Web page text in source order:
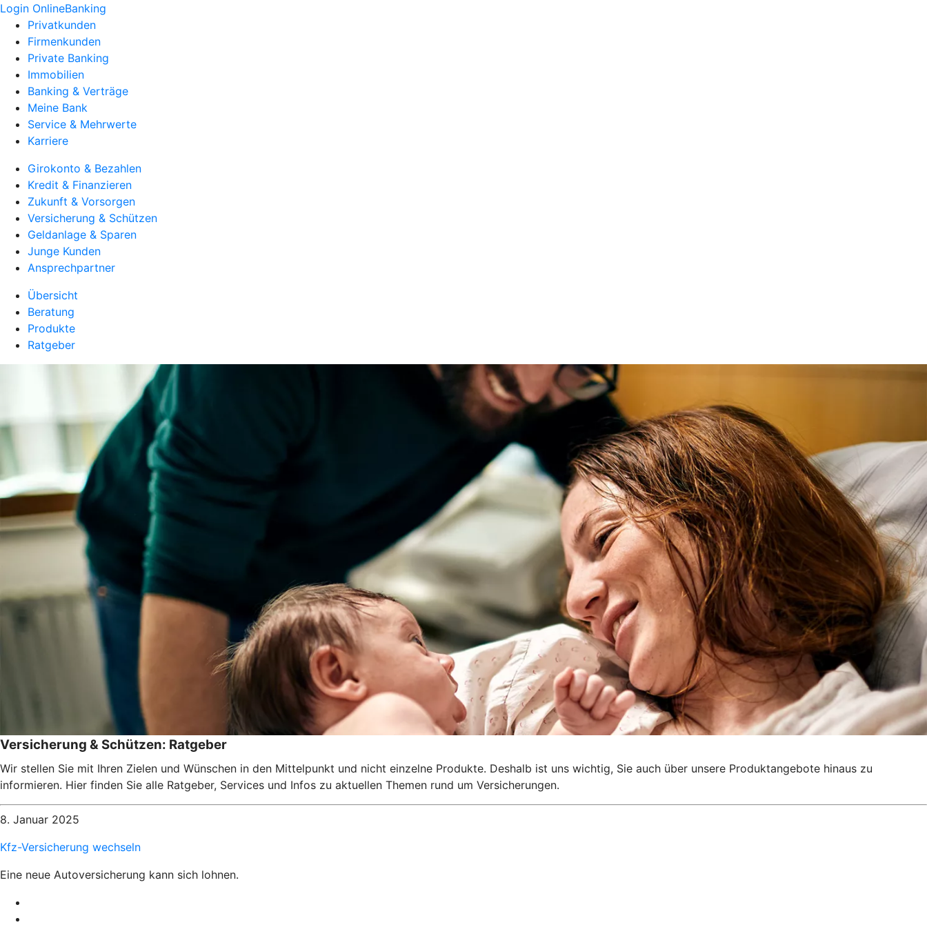
Login OnlineBanking
Privatkunden
Firmenkunden
Private Banking
Immobilien
Banking & Verträge
Meine Bank
Service & Mehrwerte
Karriere
Girokonto & Bezahlen
Kredit & Finanzieren
Zukunft & Vorsorgen
Versicherung & Schützen
Geldanlage & Sparen
Junge Kunden
Ansprechpartner
Übersicht
Beratung
Produkte
Ratgeber
Versicherung & Schützen: Ratgeber
Wir stellen Sie mit Ihren Zielen und Wünschen in den Mittelpunkt und nicht einzelne Produkte. Deshalb ist uns wichtig, Sie auch über unsere Produktangebote hinaus zu
informieren. Hier finden Sie alle Ratgeber, Services und Infos zu aktuellen Themen rund um Versicherungen.
8. Januar 2025
Kfz-Versicherung wechseln
Eine neue Autoversicherung kann sich lohnen.